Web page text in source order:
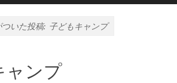
いた投稿: 子どもキャンプ
ャンプ